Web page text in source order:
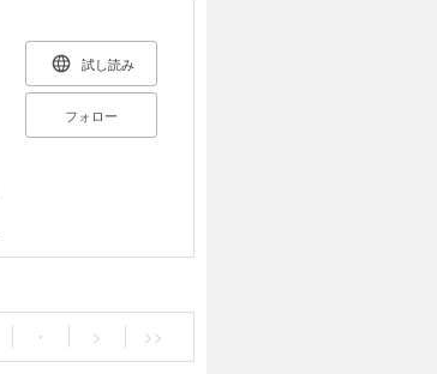
試し読み
フォロー
・ > >>